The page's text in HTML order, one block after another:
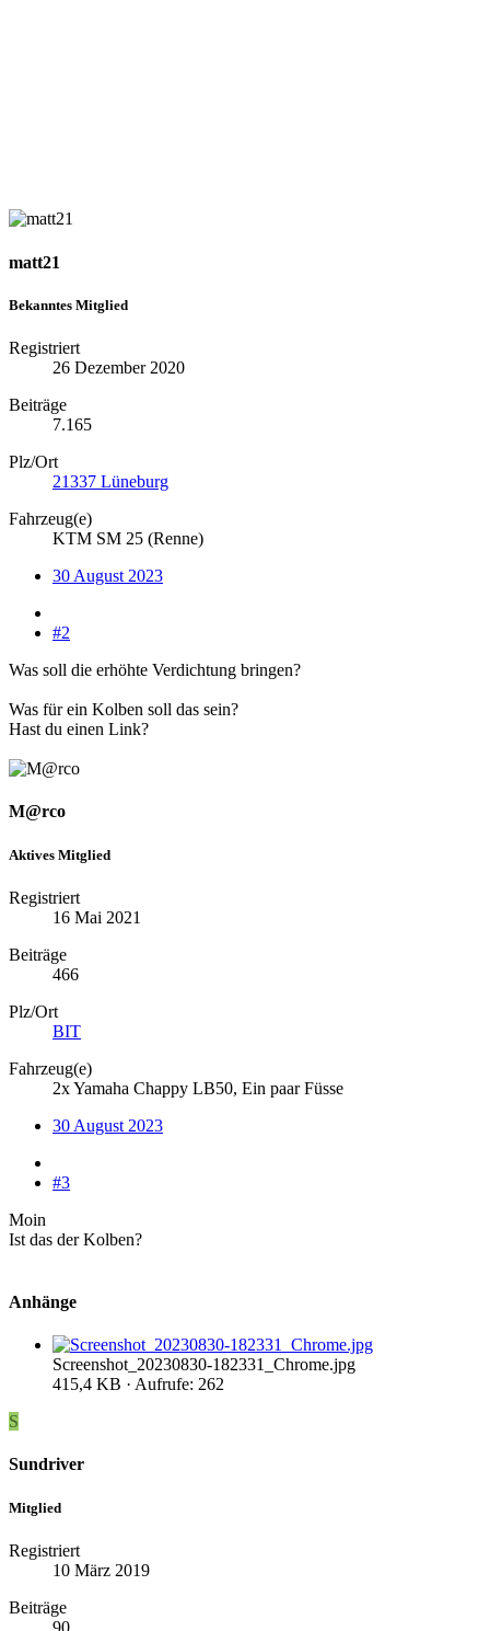
matt21
Bekanntes Mitglied
Registriert
26 Dezember 2020
Beiträge
7.165
Plz/Ort
21337 Lüneburg
Fahrzeug(e)
KTM SM 25 (Renne)
30 August 2023
#2
Was soll die erhöhte Verdichtung bringen?
Was für ein Kolben soll das sein?
Hast du einen Link?
M@rco
Aktives Mitglied
Registriert
16 Mai 2021
Beiträge
466
Plz/Ort
BIT
Fahrzeug(e)
2x Yamaha Chappy LB50, Ein paar Füsse
30 August 2023
#3
Moin
Ist das der Kolben?
Anhänge
Screenshot_20230830-182331_Chrome.jpg
415,4 KB · Aufrufe: 262
S
Sundriver
Mitglied
Registriert
10 März 2019
Beiträge
90